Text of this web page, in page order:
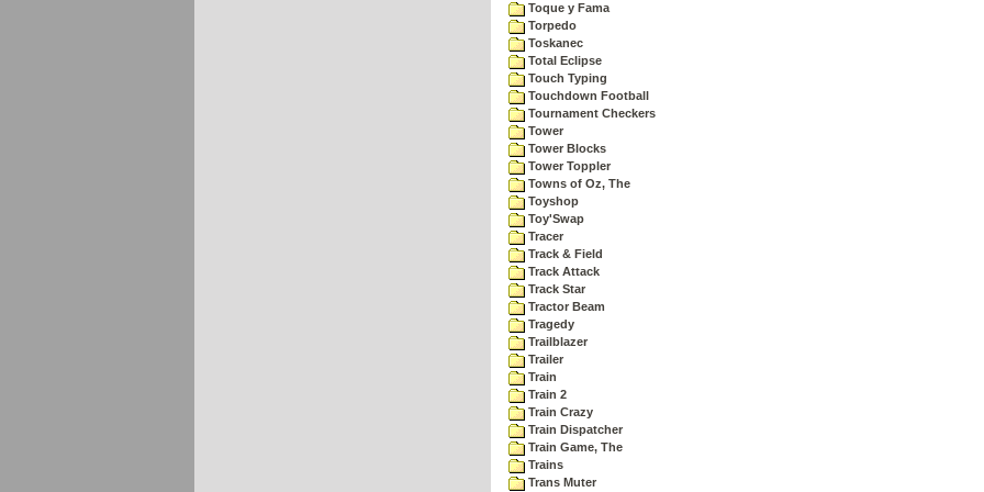
Toque y Fama
Torpedo
Toskanec
Total Eclipse
Touch Typing
Touchdown Football
Tournament Checkers
Tower
Tower Blocks
Tower Toppler
Towns of Oz, The
Toyshop
Toy'Swap
Tracer
Track & Field
Track Attack
Track Star
Tractor Beam
Tragedy
Trailblazer
Trailer
Train
Train 2
Train Crazy
Train Dispatcher
Train Game, The
Trains
Trans Muter